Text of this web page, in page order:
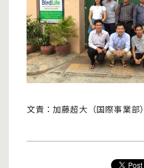
文責：加藤超大（国際事業部）